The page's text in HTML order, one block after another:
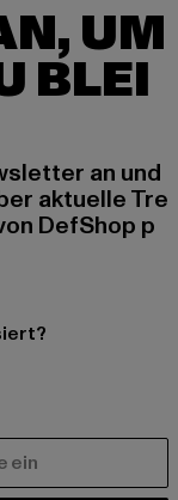
UM
BLEI
an und
aktuelle Tre
DefShop p